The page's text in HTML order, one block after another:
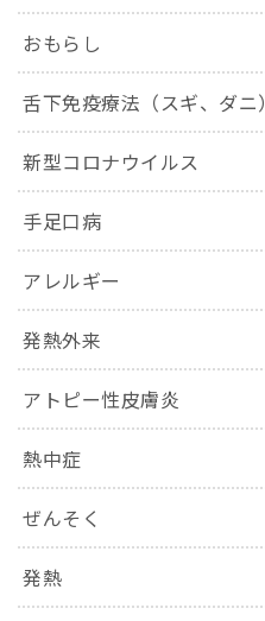
おもらし
舌下免疫療法（スギ、ダニ）
新型コロナウイルス
手足口病
アレルギー
発熱外来
アトピー性皮膚炎
熱中症
ぜんそく
発熱